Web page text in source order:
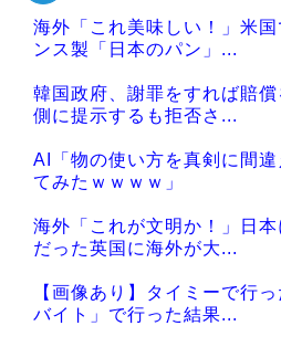
海外「これ美味しい！」米
ンス製「日本のパン」...
韓国政府、謝罪をすれば賠
側に提示するも拒否さ...
AI「物の使い方を真剣に間
てみたｗｗｗｗ」
海外「これが文明か！」日
だった英国に海外が大...
【画像あり】タイミーで行
バイト」で行った結果...